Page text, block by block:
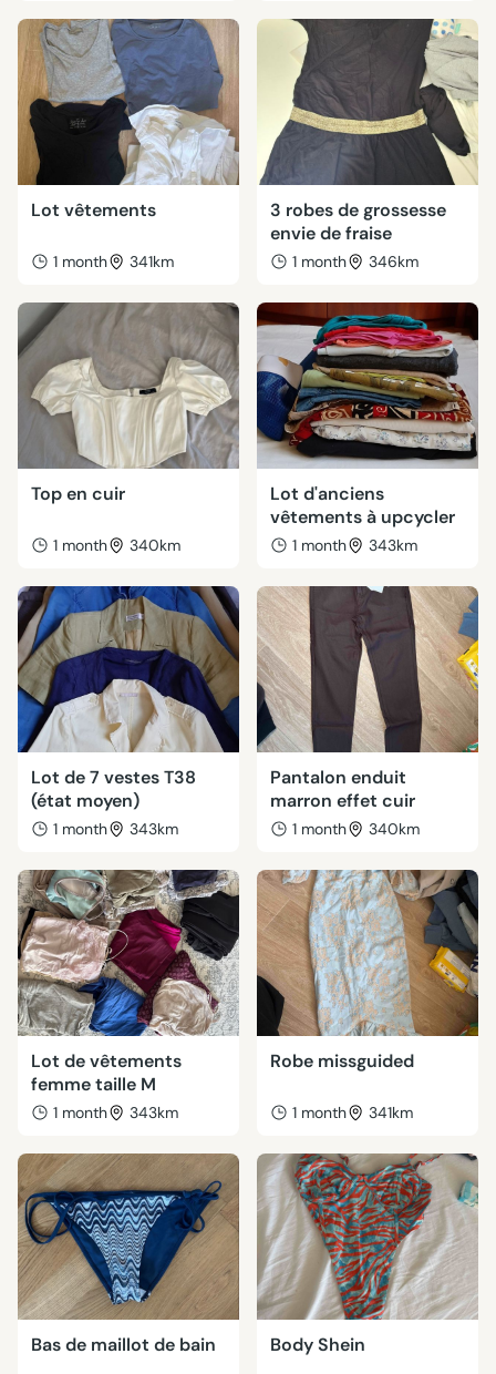
Lot vêtements
1 month 341km
3 robes de grossesse
envie de fraise
1 month 346km
Top en cuir
1 month 340km
Lot d'anciens
vêtements à upcycler
1 month 343km
Lot de 7 vestes T38
(état moyen)
1 month 343km
Pantalon enduit
marron effet cuir
1 month 340km
Lot de vêtements
femme taille M
1 month 343km
Robe missguided
1 month 341km
Bas de maillot de bain Body Shein